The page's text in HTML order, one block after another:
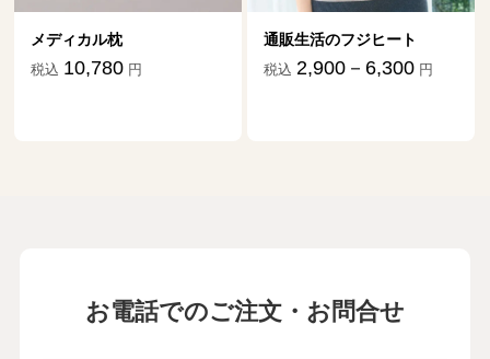
メディカル枕
税込 10,780 円
通販生活のフジヒート
税込 2,900－6,300 円
お電話でのご注文・お問合せ